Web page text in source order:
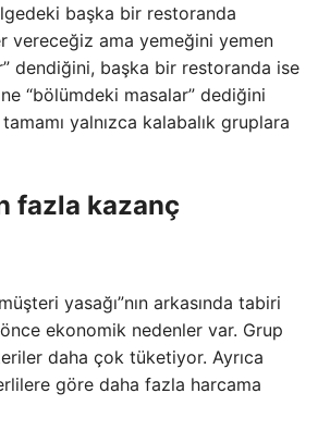
başka bir restoranda
vereceğiz ama yemeğini yemen
dendiğini, başka bir restoranda ise
“bölümdeki masalar” dediğini
yalnızca kalabalık gruplara
fazla kazanç
yasağı”nın arkasında tabiri
ekonomik nedenler var. Grup
daha çok tüketiyor. Ayrıca
göre daha fazla harcama